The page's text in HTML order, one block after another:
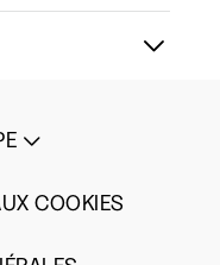
COOKIES